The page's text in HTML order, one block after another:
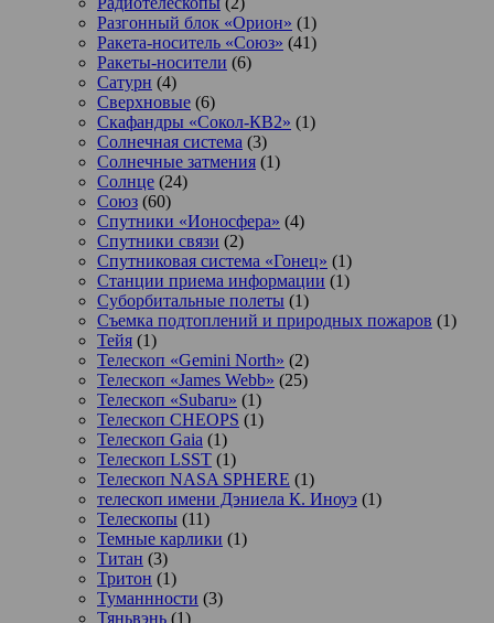
Разгонный блок «Орион» (1)
Ракета-носитель «Союз» (41)
Ракеты-носители (6)
Сатурн (4)
Сверхновые (6)
Скафандры «Сокол-КВ2» (1)
Солнечная система (3)
Солнечные затмения (1)
Солнце (24)
Союз (60)
Спутники «Ионосфера» (4)
Спутники связи (2)
Спутниковая система «Гонец» (1)
Станции приема информации (1)
Суборбитальные полеты (1)
Съемка подтоплений и природных пожаров (1)
Тейя (1)
Телескоп «Gemini North» (2)
Телескоп «James Webb» (25)
Телескоп «Subaru» (1)
Телескоп CHEOPS (1)
Телескоп Gaia (1)
Телескоп LSST (1)
Телескоп NASA SPHERE (1)
телескоп имени Дэниела К. Иноуэ (1)
Телескопы (11)
Темные карлики (1)
Титан (3)
Тритон (1)
Туманнности (3)
Тяньвэнь (1)